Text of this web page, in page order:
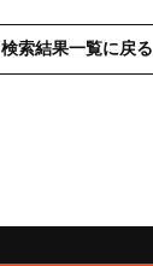
検索結果一覧に戻る